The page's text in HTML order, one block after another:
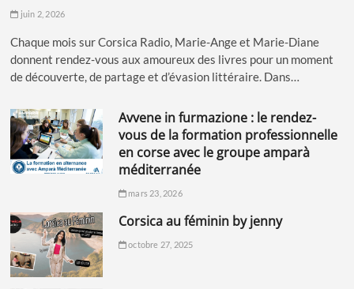
juin 2, 2026
Chaque mois sur Corsica Radio, Marie-Ange et Marie-Diane
donnent rendez-vous aux amoureux des livres pour un moment
de découverte, de partage et d’évasion littéraire. Dans…
avvene in furmazione : le rendez-
vous de la formation professionnelle
en corse avec le groupe amparà
méditerranée
mars 23, 2026
corsica au féminin by jenny
octobre 27, 2025